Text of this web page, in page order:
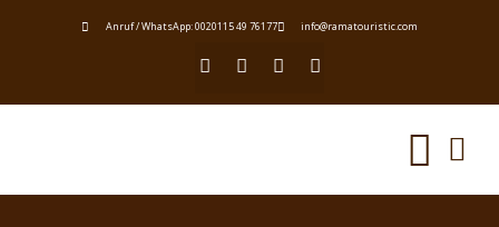
Anruf / WhatsApp: 0020115 49 76177 info@ramatouristic.com